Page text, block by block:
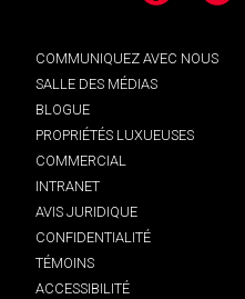
COMMUNIQUEZ AVEC NOUS
SALLE DES MÉDIAS
BLOGUE
PROPRIÉTÉS LUXUEUSES
COMMERCIAL
INTRANET
AVIS JURIDIQUE
CONFIDENTIALITÉ
TÉMOINS
ACCESSIBILITÉ